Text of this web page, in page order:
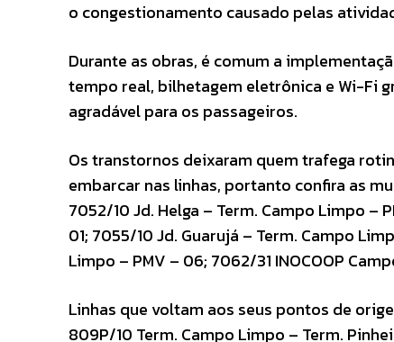
o congestionamento causado pelas
Durante as obras, é comum a
tempo real, bilhetagem eletrônica e Wi-Fi
agradável para os passageiros.
Os transtornos deixaram quem trafega
embarcar nas linhas, portanto confira as
7052/10 Jd. Helga – Term. Campo Limpo –
01; 7055/10 Jd. Guarujá – Term. Campo
Limpo – PMV – 06; 7062/31 INOCOOP
Linhas que voltam aos seus pontos de
809P/10 Term. Campo Limpo – Term.